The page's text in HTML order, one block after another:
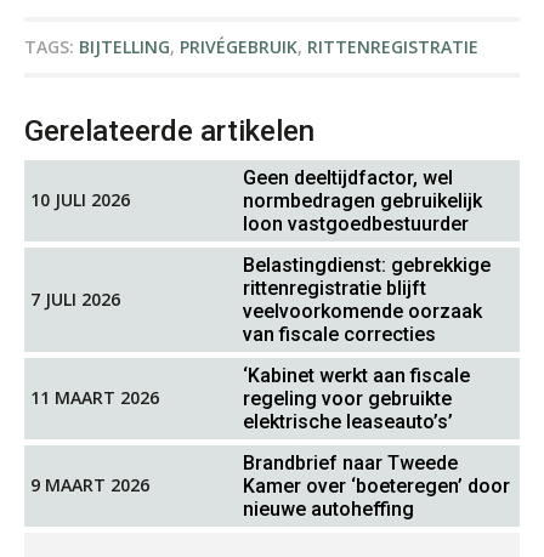
TAGS: BIJTELLING, PRIVÉGEBRUIK, RITTENREGISTRATIE
Gerelateerde artikelen
10 JULI 2026
Geen deeltijdfactor, wel
normbedragen gebruikelijk
loon vastgoedbestuurder
7 JULI 2026
Belastingdienst: gebrekkige
rittenregistratie blijft
veelvoorkomende oorzaak
van fiscale correcties
11 MAART 2026
‘Kabinet werkt aan fiscale
regeling voor gebruikte
elektrische leaseauto’s’
9 MAART 2026
Brandbrief naar Tweede
Kamer over ‘boeteregen’ door
nieuwe autoheffing
Kirsten Roskam
Martijn Bedaux
Joep Swinkels